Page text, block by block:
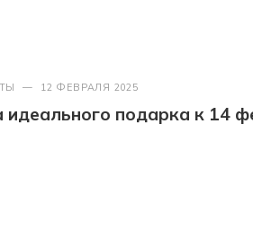
— 12 ФЕВРАЛЯ 2025
подарка к 14